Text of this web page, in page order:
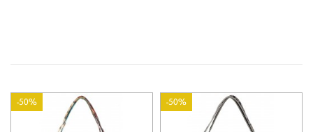
-50% -50%